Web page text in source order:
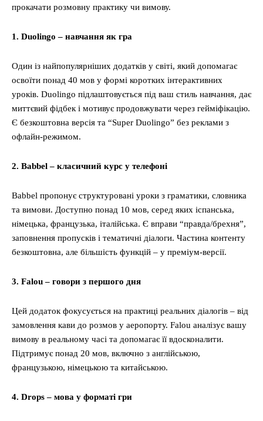
прокачати розмовну практику чи вимову.
1. Duolingo – навчання як гра
Один із найпопулярніших додатків у світі, який допомагає
освоїти понад 40 мов у формі коротких інтерактивних
уроків. Duolingo підлаштовується під ваш стиль навчання, дає
миттєвий фідбек і мотивує продовжувати через гейміфікацію.
Є безкоштовна версія та “Super Duolingo” без реклами з
офлайн-режимом.
2. Babbel – класичний курс у телефоні
Babbel пропонує структуровані уроки з граматики, словника
та вимови. Доступно понад 10 мов, серед яких іспанська,
німецька, французька, італійська. Є вправи “правда/брехня”,
заповнення пропусків і тематичні діалоги. Частина контенту
безкоштовна, але більшість функцій – у преміум-версії.
3. Falou – говори з першого дня
Цей додаток фокусується на практиці реальних діалогів – від
замовлення кави до розмов у аеропорту. Falou аналізує вашу
вимову в реальному часі та допомагає її вдосконалити.
Підтримує понад 20 мов, включно з англійською,
французькою, німецькою та китайською.
4. Drops – мова у форматі гри